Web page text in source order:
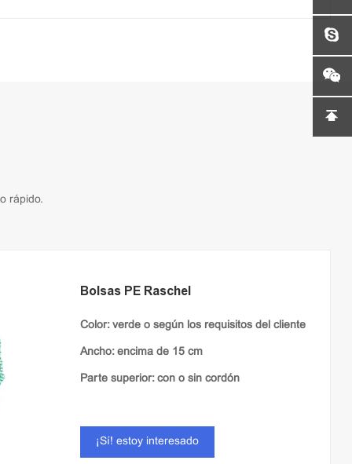
rápido.
Bolsas PE Raschel
Color: verde o según los requisitos del cliente
Ancho: encima de 15 cm
Parte superior: con o sin cordón
¡Sí! estoy interesado